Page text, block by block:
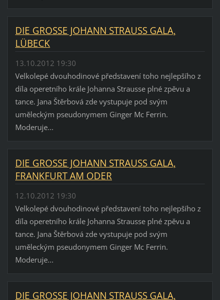
DIE GROSSE JOHANN STRAUSS GALA,
LÜBECK
13.10.2012 19:30
Velkolepé dvouhodinové představení toho nejlepšího z
díla operetního krále Johanna Strausse plné zpěvu a
tance. Jana Štěrbová zde vystupuje pod svým
uměleckým pseudonymem Ginger Mc Ferrin.
Moderuje...
DIE GROSSE JOHANN STRAUSS GALA,
FRANKFURT AM ODER
12.10.2012 19:30
Velkolepé dvouhodinové představení toho nejlepšího z
díla operetního krále Johanna Strausse plné zpěvu a
tance. Jana Štěrbová zde vystupuje pod svým
uměleckým pseudonymem Ginger Mc Ferrin.
Moderuje...
DIE GROSSE JOHANN STRAUSS GALA,